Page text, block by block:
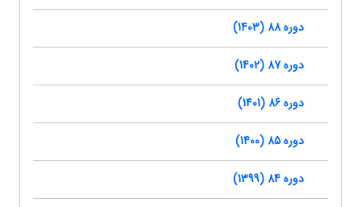
دوره 88 (1403)
دوره 87 (1402)
دوره 86 (1401)
دوره 85 (1400)
دوره 84 (1399)